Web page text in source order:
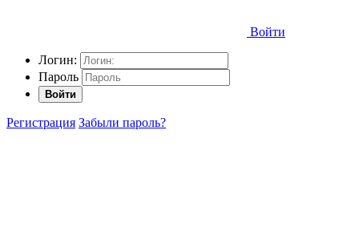
Войти
Логин:
Пароль
Войти
Регистрация Забыли пароль?